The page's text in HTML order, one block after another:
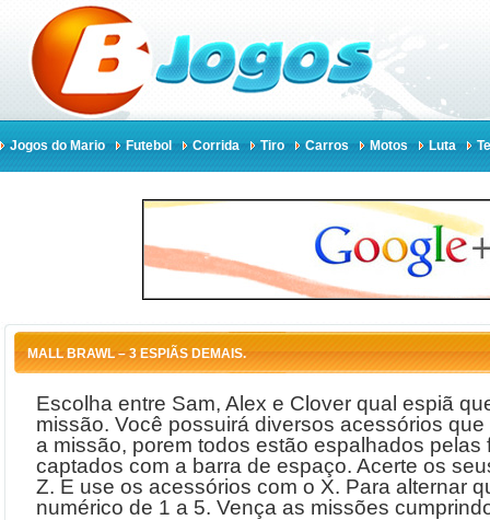
Jogos do Mario Futebol Corrida Tiro Carros Motos Luta
MALL BRAWL – 3 ESPIÃS DEMAIS.
Escolha entre Sam, Alex e Clover qual espiã
missão. Você possuirá diversos acessórios
a missão, porem todos estão espalhados pelas
captados com a barra de espaço. Acerte os
Z. E use os acessórios com o X. Para alternar
numérico de 1 a 5. Vença as missões